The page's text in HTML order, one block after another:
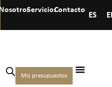
NosotrosServiciosContacto
ES
Mis presupuestos
CAJA QUESO Y PICOS